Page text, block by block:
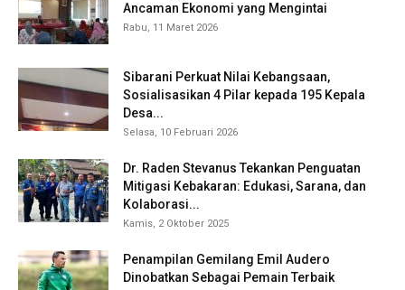
Ancaman Ekonomi yang Mengintai
Rabu, 11 Maret 2026
Sibarani Perkuat Nilai Kebangsaan,
Sosialisasikan 4 Pilar kepada 195 Kepala
Desa...
Selasa, 10 Februari 2026
Dr. Raden Stevanus Tekankan Penguatan
Mitigasi Kebakaran: Edukasi, Sarana, dan
Kolaborasi...
Kamis, 2 Oktober 2025
Penampilan Gemilang Emil Audero
Dinobatkan Sebagai Pemain Terbaik